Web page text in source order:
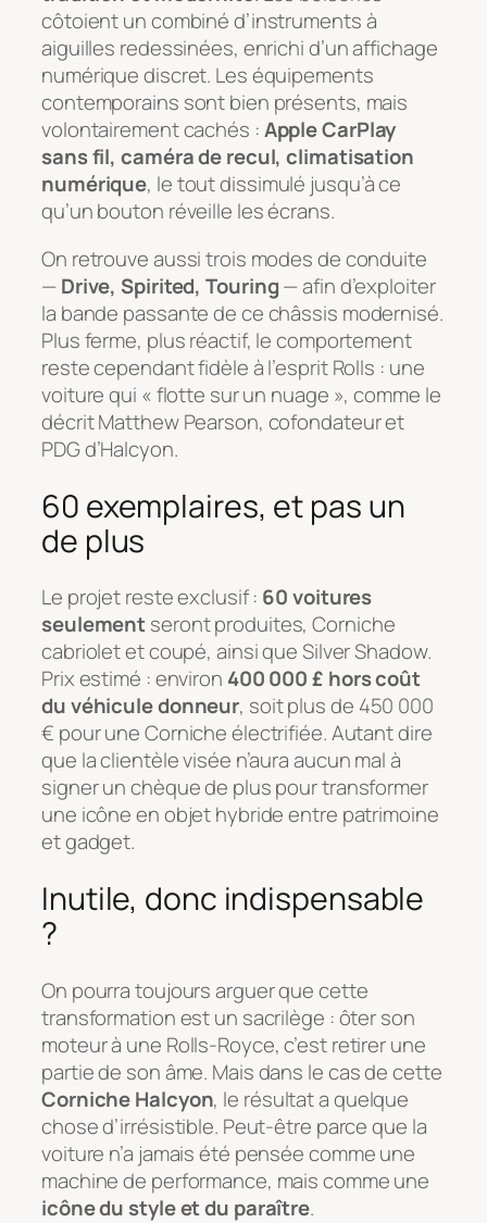
côtoient un combiné d’instruments à
aiguilles redessinées, enrichi d’un affichage
numérique discret. Les équipements
contemporains sont bien présents, mais
volontairement cachés :Apple CarPlay
sans fil, caméra de recul, climatisation
numérique, le tout dissimulé jusqu’à ce
qu’un bouton réveille les écrans.
On retrouve aussi trois modes de conduite
—Drive, Spirited, Touring— afin d’exploiter
la bande passante de ce châssis modernisé.
Plus ferme, plus réactif, le comportement
reste cependant fidèle à l’esprit Rolls : une
voiture qui « flotte sur un nuage », comme le
décrit Matthew Pearson, cofondateur et
PDG d’Halcyon.
60 exemplaires, et pas un
de plus
Le projet reste exclusif : 60 voitures
seulementseront produites, Corniche
cabriolet et coupé, ainsi que Silver Shadow.
Prix estimé : environ 400 000 £ hors coût
du véhicule donneur, soit plus de 450 000
€ pour une Corniche électrifiée. Autant dire
que la clientèle visée n’aura aucun mal à
signer un chèque de plus pour transformer
une icône en objet hybride entre patrimoine
et gadget.
Inutile, donc indispensable
?
On pourra toujours arguer que cette
transformation est un sacrilège : ôter son
moteur à une Rolls-Royce, c’est retirer une
partie de son âme. Mais dans le cas de cette
Corniche Halcyon, le résultat a quelque
chose d’irrésistible. Peut-être parce que la
voiture n’a jamais été pensée comme une
machine de performance, mais comme une
icône du style et du paraître.